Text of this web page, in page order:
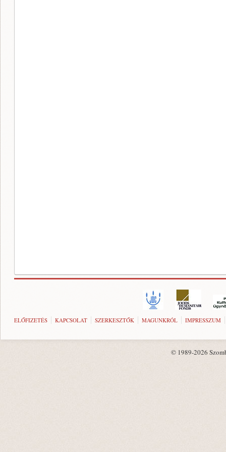
ELŐFIZETÉS KAPCSOLAT SZERKESZTŐK MAGUNKRÓL IMPRESSZUM
© 1989-2026